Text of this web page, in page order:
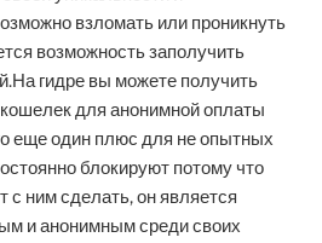
взломать или проникнуть
возможность заполучить
гидре вы можете получить
для анонимной оплаты
еще один плюс для не опытных
блокируют потому что
с ним сделать, он является
и анонимным среди своих